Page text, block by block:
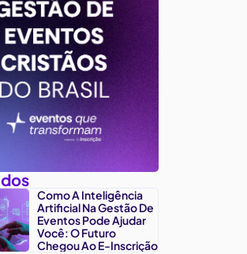
Como A Inteligência
Artificial Na Gestão De
Eventos Pode Ajudar
Você: O Futuro
Chegou Ao E-Inscrição